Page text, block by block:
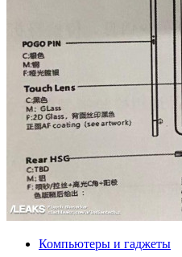
Компьютеры и гаджеты